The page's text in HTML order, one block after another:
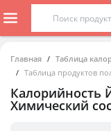
Главная
Таблица
Таблица продуктов
Калорийность
Химический